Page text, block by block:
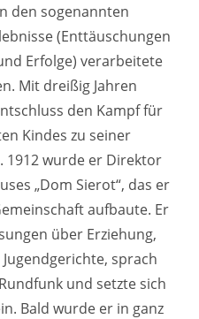
den sogenannten
(Enttäuschungen
Erfolge) verarbeitete
Mit dreißig Jahren
den Kampf für
Kindes zu seiner
1912 wurde er Direktor
„Dom Sierot“, das er
aufbaute. Er
über Erziehung,
sprach
und setzte sich
Bald wurde er in ganz